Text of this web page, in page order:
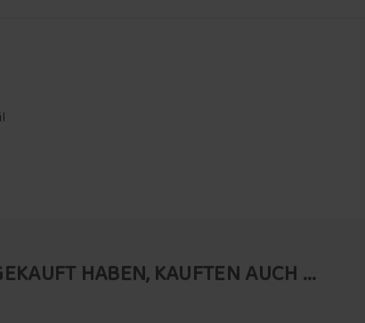
HABEN, KAUFTEN AUCH ...